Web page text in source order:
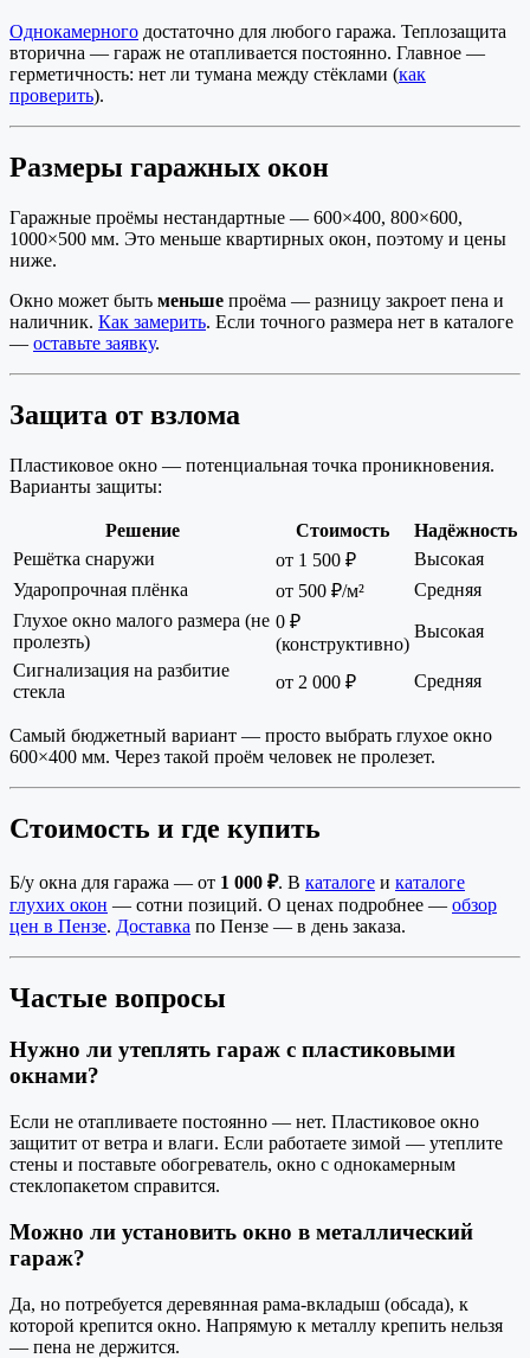
Однокамерного достаточно для любого гаража. Теплозащита
вторична — гараж не отапливается постоянно. Главное —
герметичность: нет ли тумана между стёклами (как
проверить).
Размеры гаражных окон
Гаражные проёмы нестандартные — 600×400, 800×600,
1000×500 мм. Это меньше квартирных окон, поэтому и цены
ниже.
Окно может быть меньше проёма — разницу закроет пена и
наличник. Как замерить. Если точного размера нет в каталоге
— оставьте заявку.
Защита от взлома
Пластиковое окно — потенциальная точка проникновения.
Варианты защиты:
Решение Стоимость
Надёжность
Решётка снаружи
от 1 500 ₽
Высокая
Ударопрочная плёнка
от 500 ₽/м²
Средняя
Глухое окно малого размера (не
пролезть)
0 ₽
(конструктивно)
Высокая
Сигнализация на разбитие
стекла
от 2 000 ₽ Средняя
Самый бюджетный вариант — просто выбрать глухое окно
600×400 мм. Через такой проём человек не пролезет.
Стоимость и где купить
Б/у окна для гаража — от 1 000 ₽. В каталоге и каталоге
глухих окон — сотни позиций. О ценах подробнее — обзор
цен в Пензе. Доставка по Пензе — в день заказа.
Частые вопросы
Нужно ли утеплять гараж с пластиковыми
окнами?
Если не отапливаете постоянно — нет. Пластиковое окно
защитит от ветра и влаги. Если работаете зимой — утеплите
стены и поставьте обогреватель, окно с однокамерным
стеклопакетом справится.
Можно ли установить окно в металлический
гараж?
Да, но потребуется деревянная рама-вкладыш (обсада), к
которой крепится окно. Напрямую к металлу крепить нельзя
— пена не держится.